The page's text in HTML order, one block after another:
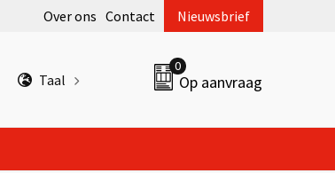
Over ons Contact Nieuwsbrief
Taal
0
Op aanvraag